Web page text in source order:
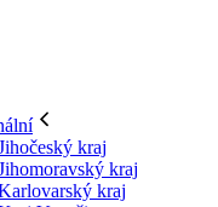
kraj
kraj
kraj